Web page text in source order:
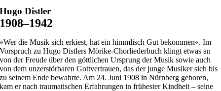
Hugo Distler
1908–1942
»Wer die Musik sich erkiest, hat ein himmlisch Gut bekommen«. Im
Vorspruch zu Hugo Distlers Mörike-Chorliederbuch klingt etwas an
von der Freude über den göttlichen Ursprung der Musik sowie auch
von dem unzerstörbaren Gottvertrauen, das der junge Musiker sich bis
zu seinem Ende bewahrte. Am 24. Juni 1908 in Nürnberg geboren,
kam er nach traumatischen Erfahrungen in frühester Kindheit – seine